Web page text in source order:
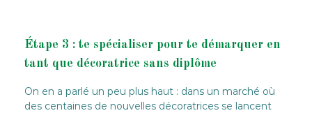
Étape 3 : te spécialiser pour te démarquer en
tant que décoratrice sans diplôme
On en a parlé un peu plus haut : dans un marché où
des centaines de nouvelles décoratrices se lancent